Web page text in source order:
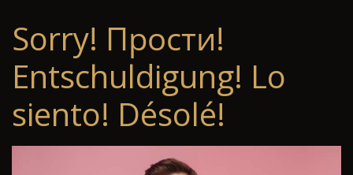
Sorry! Прости!
Entschuldigung! Lo
siento! Désolé!